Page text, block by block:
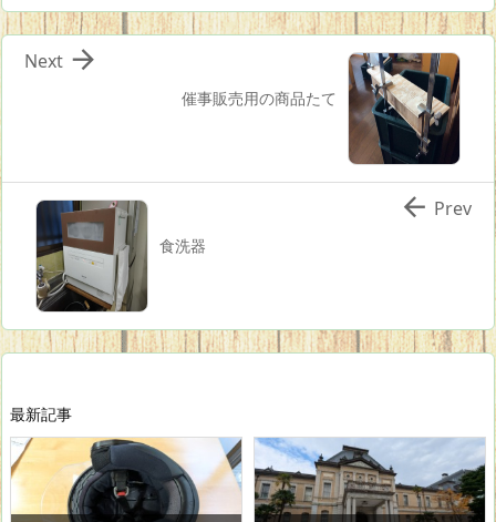
催事販売用の商品たて

Next
食洗器
 Prev
最新記事